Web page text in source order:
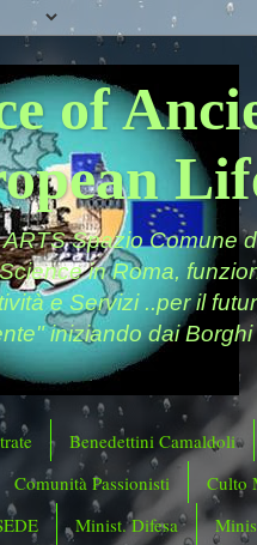
of
ARTS Spazio Comune
in Roma,
e Servizi ..per il
iniziando dai
Benedettini Camaldoli
Comunità Passionisti Culto
Minist. Difesa